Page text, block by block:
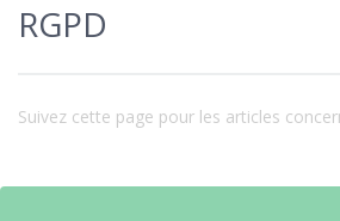
RGPD
Suivez cette page pour les articles